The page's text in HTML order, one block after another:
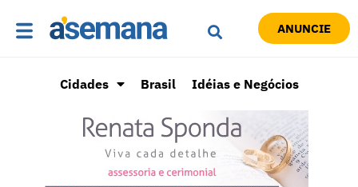
ANUNCIE
Cidades Brasil Idéias e Negócios